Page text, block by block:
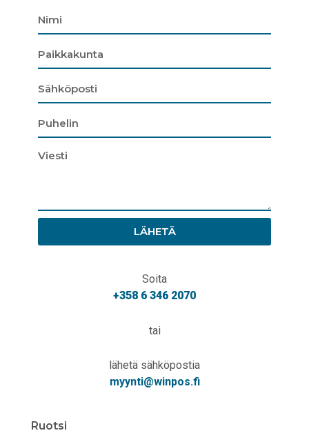
LÄHETÄ
Soita
+358 6 346 2070
tai
lähetä sähköpostia
myynti@winpos.fi
Ruotsi